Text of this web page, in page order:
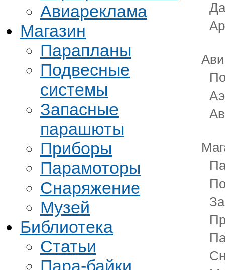
Авиареклама
Магазин
Парапланы
Подвесные
системы
Запасные
парашюты
Приборы
Парамоторы
Снаряжение
Музей
Библиотека
Статьи
Пара-байки